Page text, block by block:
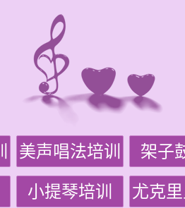
美声唱法培训 架子
小提琴培训 尤克